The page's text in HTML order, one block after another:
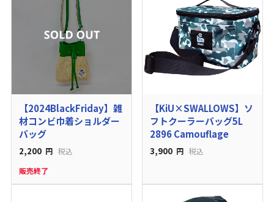
【2024BlackFriday】雑
材コンビ巾着ショルダー
バッグ
2,200 円 税込
販売終了
【KiU×SWALLOWS】ソ
フトクーラーバッグ5L
2896 Camouflage
3,900 円 税込